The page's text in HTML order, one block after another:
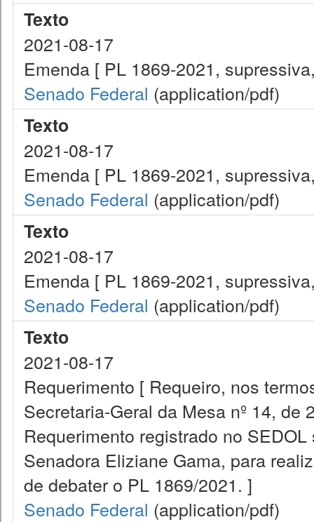
Texto
2021-08-17
Emenda [ PL 1869-2021,
Senado Federal (application/pdf)
Texto
2021-08-17
Emenda [ PL 1869-2021,
Senado Federal (application/pdf)
Texto
2021-08-17
Emenda [ PL 1869-2021,
Senado Federal (application/pdf)
Texto
2021-08-17
Requerimento [ Requeiro, nos
Secretaria-Geral da Mesa nº 14,
Requerimento registrado no
Senadora Eliziane Gama, para
de debater o PL 1869/2021. ]
Senado Federal (application/pdf)